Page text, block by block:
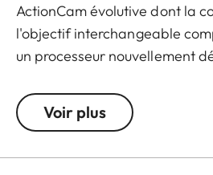
ActionCam évolutive dont la
l'objectif interchangeable
un processeur nouvellement
rapide.
Voir plus